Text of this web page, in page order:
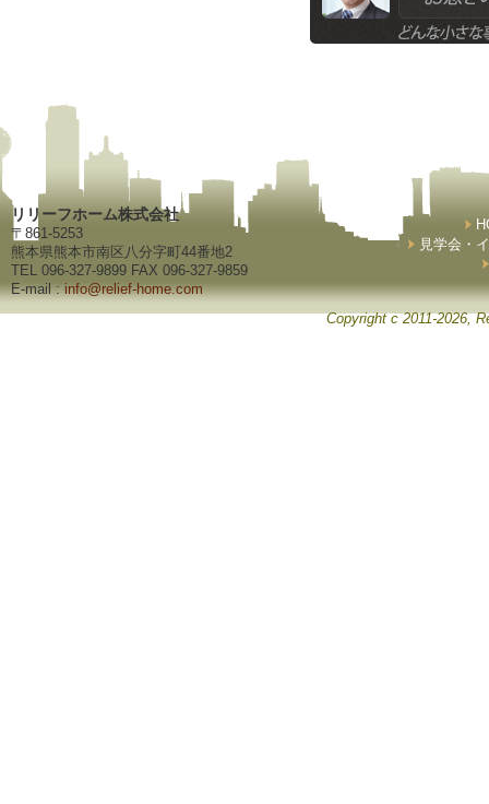
リリーフホーム株式会社
〒861-5253
熊本県熊本市南区八分字町44番地2
TEL 096-327-9899 FAX 096-327-9859
E-mail :info@relief-home.com
見学会・
Copyright c 2011-2026,